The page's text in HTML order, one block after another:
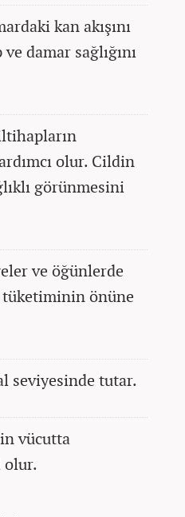
kan akışını
damar sağlığını
olur. Cildin
görünmesini
ve öğünlerde
önüne
seviyesinde tutar.
vücutta
olur.